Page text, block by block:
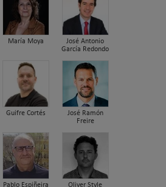
María Moya
José Antonio
García Redondo
Guifre Cortés
José Ramón
Freire
Pablo Espiñeira Oliver Style